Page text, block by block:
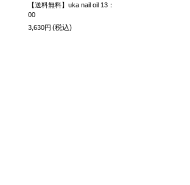
【送料無料】uka nail oil 13：
00
3,630円 (税込)